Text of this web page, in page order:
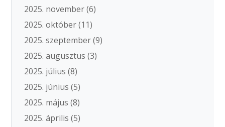
2025. november(6)
2025. október(11)
2025. szeptember(9)
2025. augusztus (3)
2025. július (8)
2025. június (5)
2025. május (8)
2025. április (5)